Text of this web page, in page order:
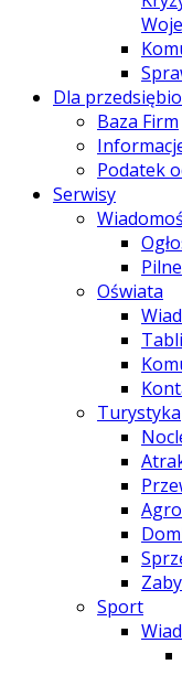
Dla
Baza Firm
Podatek
Serwisy
Pilne
Oświata
Turystyka
Sport